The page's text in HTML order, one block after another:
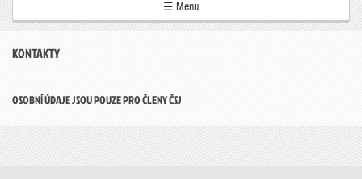
☰ Menu
KONTAKTY
OSOBNÍ ÚDAJE JSOU POUZE PRO ČLENY ČSJ